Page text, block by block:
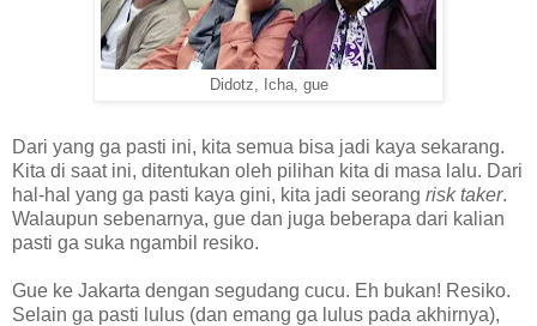
Didotz, Icha, gue
Dari yang ga pasti ini, kita semua bisa jadi kaya sekarang.
Kita di saat ini, ditentukan oleh pilihan kita di masa lalu. Dari
hal-hal yang ga pasti kaya gini, kita jadi seorang risk taker.
Walaupun sebenarnya, gue dan juga beberapa dari kalian
pasti ga suka ngambil resiko.
Gue ke Jakarta dengan segudang cucu. Eh bukan! Resiko.
Selain ga pasti lulus (dan emang ga lulus pada akhirnya),